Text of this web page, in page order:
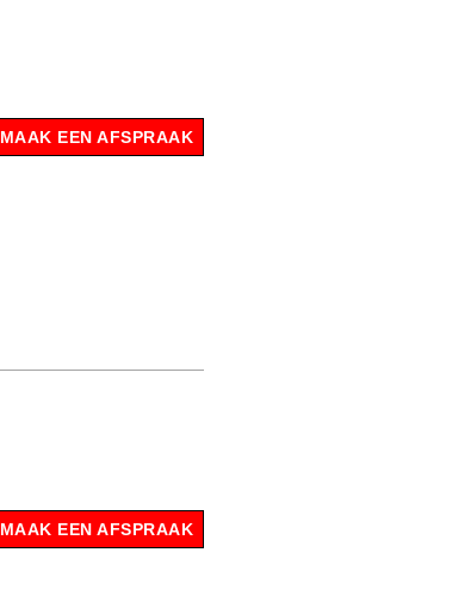
MAAK EEN AFSPRAAK
MAAK EEN AFSPRAAK